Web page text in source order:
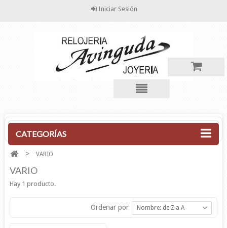
Iniciar Sesión
CATEGORÍAS
> VARIO
VARIO
Hay 1 producto.
Ordenar por Nombre: de Z a A